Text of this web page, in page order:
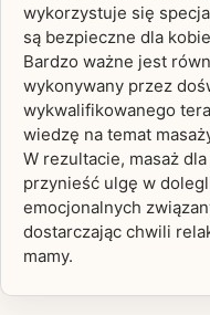
wykorzystuje się
są bezpieczne dla
Bardzo ważne jest
wykonywany przez
wykwalifikowanego
wiedzę na temat
W rezultacie, masaż
przynieść ulgę w
emocjonalnych
dostarczając chwili
mamy.